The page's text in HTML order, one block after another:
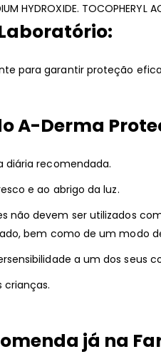
HYDROXIDE. TOCOPHERYL
para garantir proteção
A-Derma
diária recomendada.
e ao abrigo da luz.
não devem ser utilizados
bem como de um modo
a um dos seus
crianças.
já na